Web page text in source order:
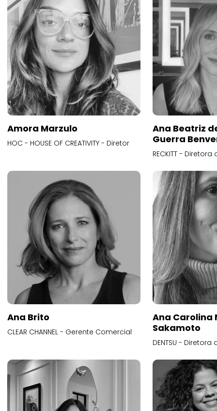
Amora Marzulo
HOC - HOUSE OF CREATIVITY - Diretor
Ana Beatriz
Guerra
RECKITT -
Ana Brito
CLEAR CHANNEL - Gerente Comercial
Ana Carolina
Sakamoto
DENTSU -